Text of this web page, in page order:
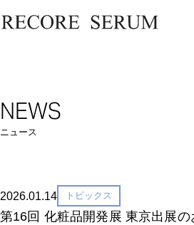
NEWS
ニュース
2026.01.14 トピックス
第16回 化粧品開発展 東京出展の